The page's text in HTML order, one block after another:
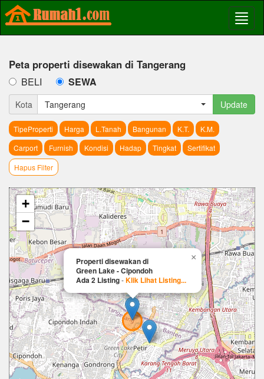
Peta properti disewakan di Tangerang
BELI SEWA
Kota Tangerang Update
TipeProperti Harga L.Tanah Bangunan K.T.
K.M.
Carport
Furnish Kondisi Hadap Tingkat
Sertifikat
Hapus Filter
Properti disewakan di
Green Lake - Cipondoh
Ada 2 Listing-Klik Lihat Listing...
×
+
−